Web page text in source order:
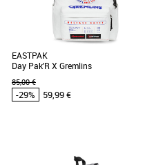
et encore plus de [...]
EASTPAK
Day Pak'R X Gremlins
85,00 €
-29% 59,99 €